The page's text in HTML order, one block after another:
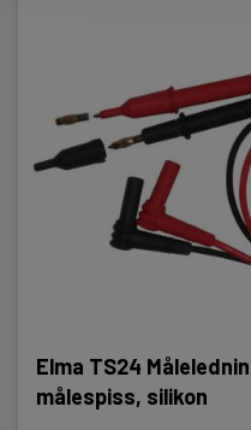
Elma TS24
målespiss, silikon